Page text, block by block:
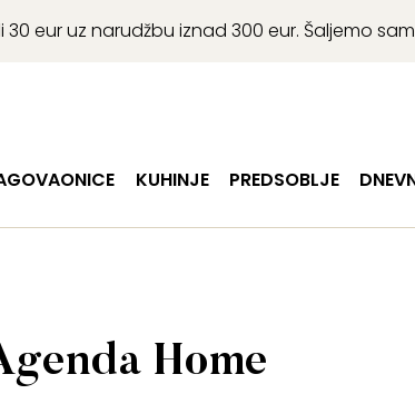
30 eur uz narudžbu iznad 300 eur. Šaljemo
KUHINJE PREDSOBLJE
Home